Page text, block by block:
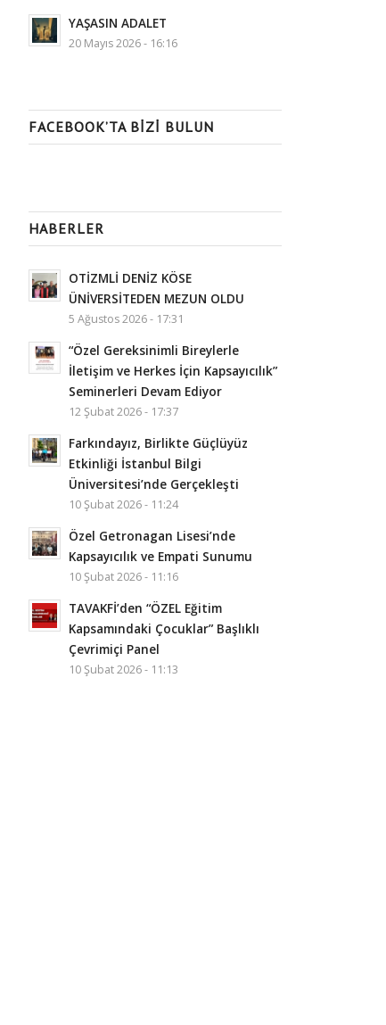
YAŞASIN ADALET
20 Mayıs 2026 - 16:16
FACEBOOK’TA BIZI BULUN
HABERLER
OTİZMLİ DENİZ KÖSE
ÜNİVERSİTEDEN MEZUN OLDU
5 Ağustos 2026 - 17:31
“Özel Gereksinimli Bireylerle
İletişim ve Herkes İçin Kapsayıcılık”
Seminerleri Devam Ediyor
12 Şubat 2026 - 17:37
Farkındayız, Birlikte Güçlüyüz
Etkinliği İstanbul Bilgi
Üniversitesi’nde Gerçekleşti
10 Şubat 2026 - 11:24
Özel Getronagan Lisesi’nde
Kapsayıcılık ve Empati Sunumu
10 Şubat 2026 - 11:16
TAVAKFİ’den “ÖZEL Eğitim
Kapsamındaki Çocuklar” Başlıklı
Çevrimiçi Panel
10 Şubat 2026 - 11:13